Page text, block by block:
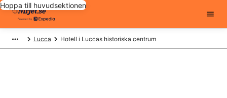
Hoppa till huvudsektionen
Lucca Hotell i Luccas historiska centrum